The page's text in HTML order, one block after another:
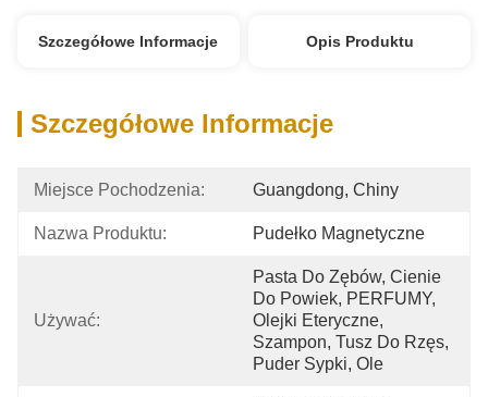
Szczegółowe Informacje Opis Produktu
Szczegółowe Informacje
Miejsce Pochodzenia: Guangdong, Chiny
Nazwa Produktu: Pudełko Magnetyczne
Używać:
Pasta Do Zębów, Cienie
Do Powiek, PERFUMY,
Olejki Eteryczne,
Szampon, Tusz Do Rzęs,
Puder Sypki, Ole